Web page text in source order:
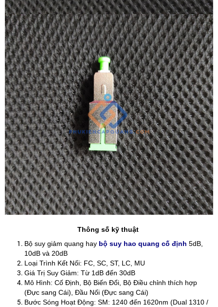
Thông số kỹ thuật
Bộ suy giảm quang hay bộ suy hao quang cố định 5dB,
10dB và 20dB
Loại Trình Kết Nối: FC, SC, ST, LC, MU
Giá Trị Suy Giảm: Từ 1dB đến 30dB
Mô Hình: Cố Định, Bộ Biến Đổi, Bộ Điều chỉnh thích hợp
(Đực sang Cái), Đầu Nối (Đực sang Cái)
Bước Sóng Hoạt Động: SM: 1240 đến 1620nm (Dual 1310 /